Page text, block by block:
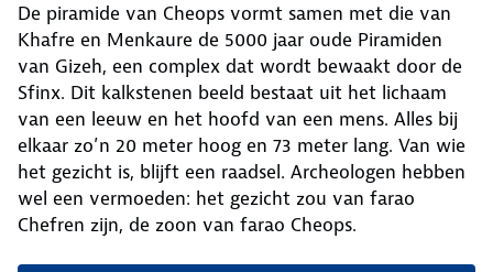
De piramide van Cheops vormt samen met die van
Khafre en Menkaure de 5000 jaar oude Piramiden
van Gizeh, een complex dat wordt bewaakt door de
Sfinx. Dit kalkstenen beeld bestaat uit het lichaam
van een leeuw en het hoofd van een mens. Alles bij
elkaar zo’n 20 meter hoog en 73 meter lang. Van wie
het gezicht is, blijft een raadsel. Archeologen hebben
wel een vermoeden: het gezicht zou van farao
Chefren zijn, de zoon van farao Cheops.